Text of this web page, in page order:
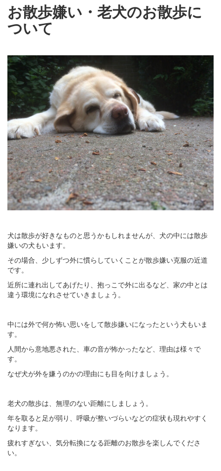
お散歩嫌い・老犬のお散歩に
ついて
犬は散歩が好きなものと思うかもしれませんが、犬の中には散歩
嫌いの犬もいます。
その場合、少しずつ外に慣らしていくことが散歩嫌い克服の近道
です。
近所に連れ出してあげたり、抱っこで外に出るなど、家の中とは
違う環境になれさせていきましょう。
中には外で何か怖い思いをして散歩嫌いになったという犬もいま
す。
人間から意地悪された、車の音が怖かったなど、理由は様々で
す。
なぜ犬が外を嫌うのかの理由にも目を向けましょう。
老犬の散歩は、無理のない距離にしましょう。
年を取ると足が弱り、呼吸が整いづらいなどの症状も現れやすく
なります。
疲れすぎない、気分転換になる距離のお散歩を楽しんでくださ
い。